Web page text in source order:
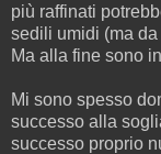
più raffinati
sedili umidi (ma
Ma alla fine sono
Mi sono spesso
successo alla
successo proprio